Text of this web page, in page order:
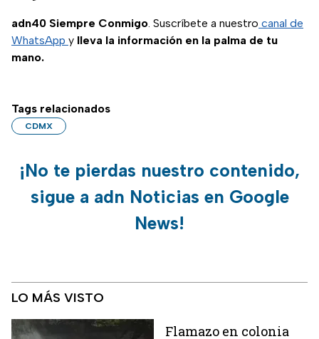
adn40 Siempre Conmigo. Suscríbete a nuestro canal de
WhatsApp y lleva la información en la palma de tu
mano.
Tags relacionados
CDMX
¡No te pierdas nuestro contenido,
sigue a adn Noticias en Google
News!
LO MÁS VISTO
Flamazo en colonia